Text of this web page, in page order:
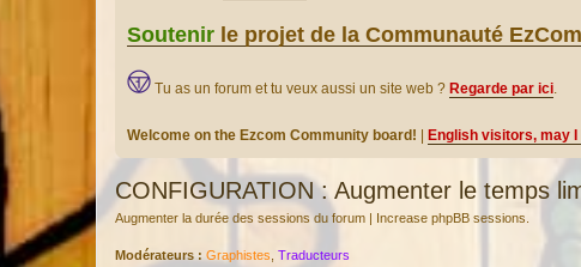
Soutenir le projet de la Communauté EzCom
Tu as un forum et tu veux aussi un site web ? Regarde par ici.
Welcome on the Ezcom Community board! English visitors, may I
CONFIGURATION : Augmenter le temps
Augmenter la durée des sessions du forum | Increase phpBB sessions.
Modérateurs : Graphistes Traducteurs